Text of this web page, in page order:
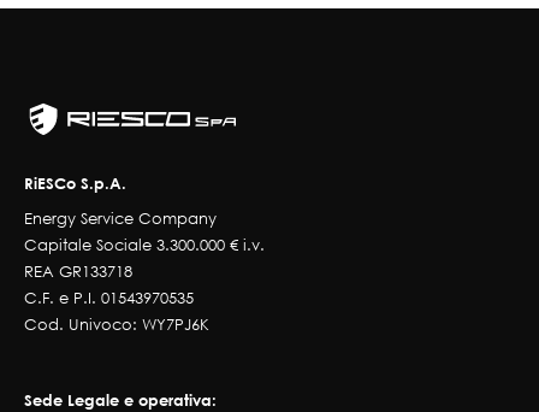
RiESCo S.p.A.
Energy Service Company
Capitale Sociale 3.300.000 € i.v.
REA GR133718
C.F. e P.I. 01543970535
Cod. Univoco: WY7PJ6K
Sede Legale e operativa: